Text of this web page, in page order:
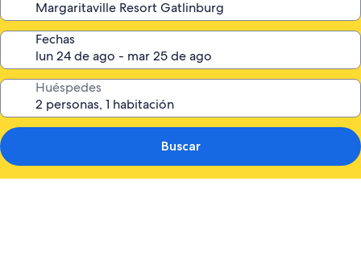
Fechas
Huéspedes
Buscar